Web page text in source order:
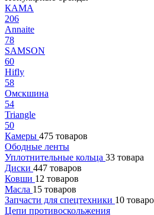
КАМА
206
Annaite
78
SAMSON
60
Hifly
58
Омскшина
54
Triangle
50
Камеры 475 товаров
Ободные ленты
Уплотнительные кольца 33 товара
Диски 447 товаров
Ковши 12 товаров
Масла 15 товаров
Запчасти для спецтехники 10
Цепи противоскольжения